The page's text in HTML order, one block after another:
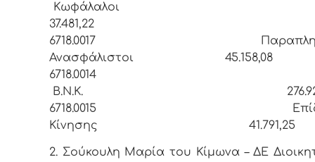
37.481,22
6718.0017
Ανασφάλιστοι 45.158,08
Β.Ν.Κ.
6718.0015
Κίνησης 41.791,25
2. Σούκουλη Μαρία του Κίμωνα – ΔΕ